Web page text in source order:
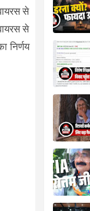
से
से
निर्णय